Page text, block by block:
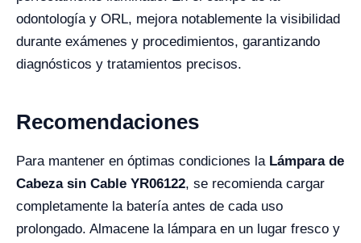
odontología y ORL, mejora notablemente la visibilidad
durante exámenes y procedimientos, garantizando
diagnósticos y tratamientos precisos.
Recomendaciones
Para mantener en óptimas condiciones la Lámpara de
Cabeza sin Cable YR06122, se recomienda cargar
completamente la batería antes de cada uso
prolongado. Almacene la lámpara en un lugar fresco y